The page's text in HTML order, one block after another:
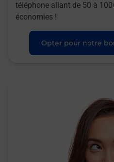
téléphone allant de 50 à
économies !
Opter pour notre